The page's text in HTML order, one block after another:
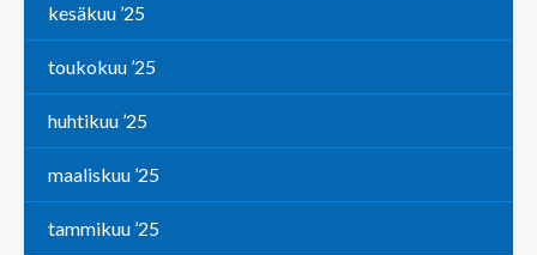
kesäkuu ’25
toukokuu ’25
huhtikuu ’25
maaliskuu ’25
tammikuu ’25